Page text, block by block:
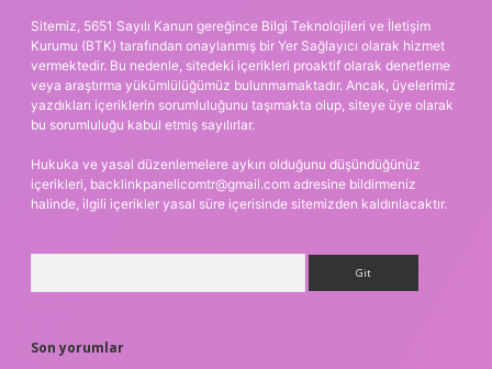
Sitemiz, 5651 Sayılı Kanun gereğince Bilgi Teknolojileri ve İletişim
Kurumu (BTK) tarafından onaylanmış bir Yer Sağlayıcı olarak hizmet
vermektedir. Bu nedenle, sitedeki içerikleri proaktif olarak denetleme
veya araştırma yükümlülüğümüz bulunmamaktadır. Ancak, üyelerimiz
yazdıkları içeriklerin sorumluluğunu taşımakta olup, siteye üye olarak
bu sorumluluğu kabul etmiş sayılırlar.
Hukuka ve yasal düzenlemelere aykırı olduğunu düşündüğünüz
içerikleri, backlinkpanelicomtr@gmail.com adresine bildirmeniz
halinde, ilgili içerikler yasal süre içerisinde sitemizden kaldırılacaktır.
Son yorumlar